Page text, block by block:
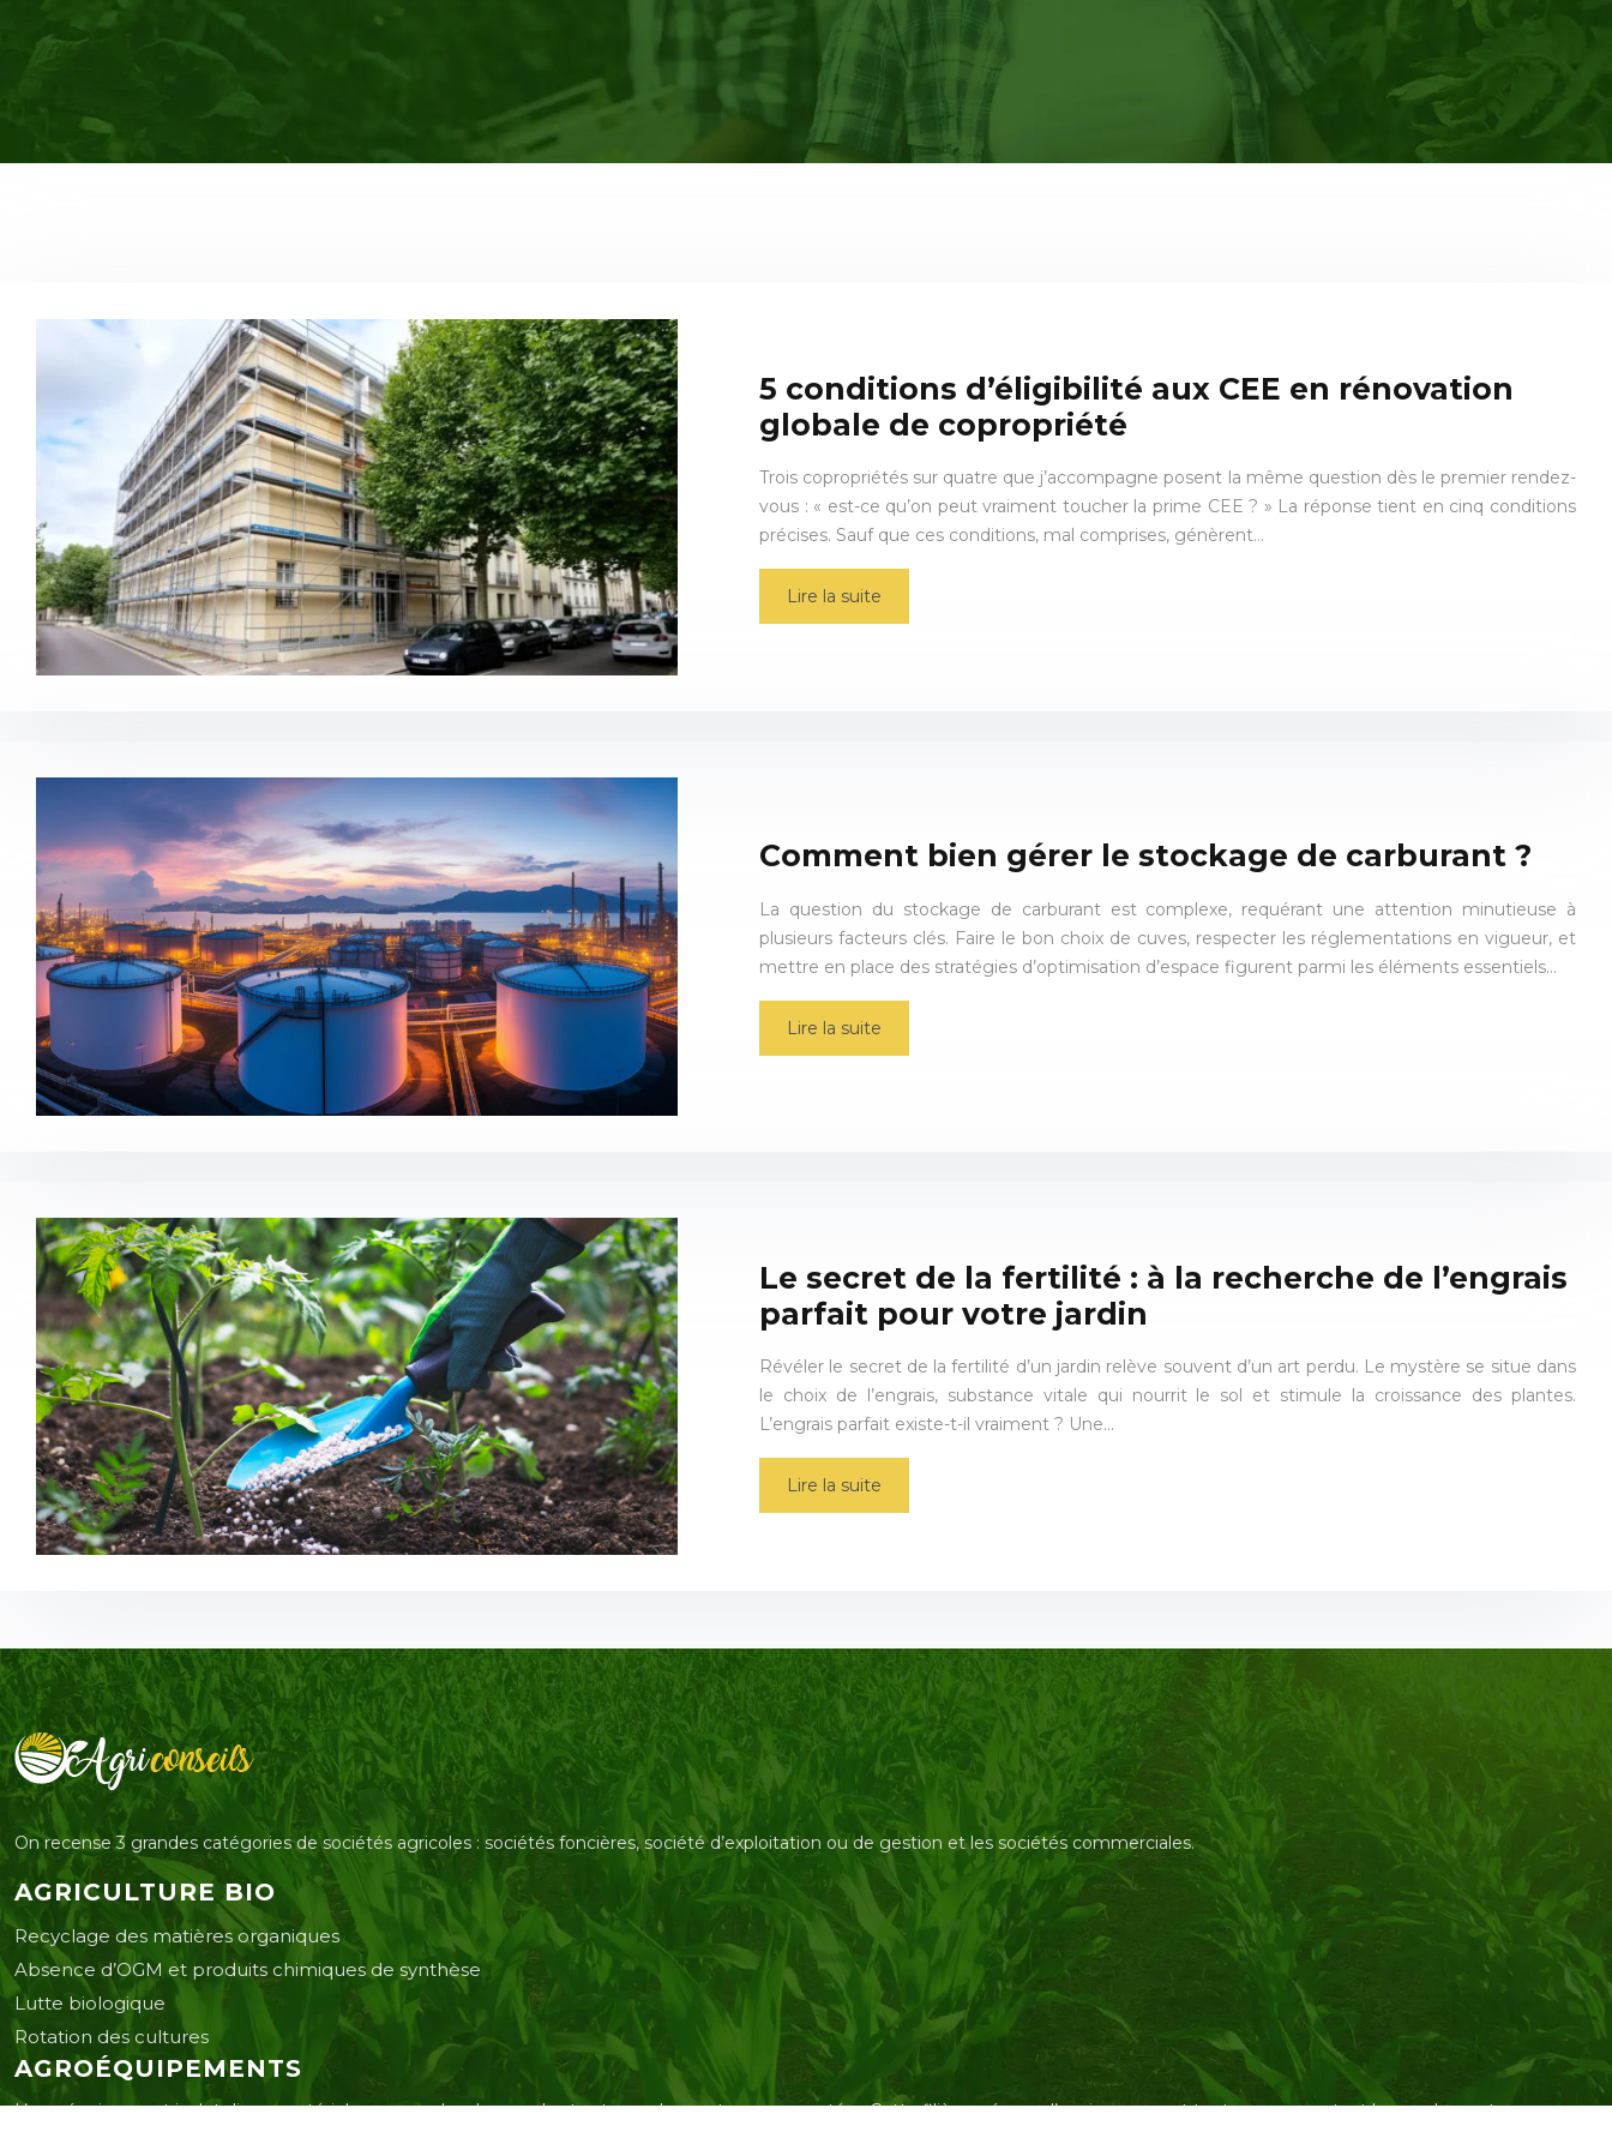
5 conditions d’éligibilité aux CEE en rénovation
globale de copropriété
Trois copropriétés sur quatre que j’accompagne posent la même question dès le premier rendez-
vous : « est-ce qu’on peut vraiment toucher la prime CEE ? » La réponse tient en cinq conditions
précises. Sauf que ces conditions, mal comprises, génèrent…
Lire la suite
Comment bien gérer le stockage de carburant ?
La question du stockage de carburant est complexe, requérant une attention minutieuse à
plusieurs facteurs clés. Faire le bon choix de cuves, respecter les réglementations en vigueur, et
mettre en place des stratégies d’optimisation d’espace figurent parmi les éléments essentiels…
Lire la suite
Le secret de la fertilité : à la recherche de l’engrais
parfait pour votre jardin
Révéler le secret de la fertilité d’un jardin relève souvent d’un art perdu. Le mystère se situe dans
le choix de l’engrais, substance vitale qui nourrit le sol et stimule la croissance des plantes.
L’engrais parfait existe-t-il vraiment ? Une…
Lire la suite
On recense 3 grandes catégories de sociétés agricoles : sociétés foncières, société d’exploitation ou de gestion et les sociétés commerciales.
AGRICULTURE BIO
Recyclage des matières organiques
Absence d’OGM et produits chimiques de synthèse
Lutte biologique
Rotation des cultures
AGROÉQUIPEMENTS
L’agroéquipement inclut divers matériels comme des drones, des tracteurs, des capteurs connectés… Cette filière préserve l’environnement tout en augmentant les rendements.